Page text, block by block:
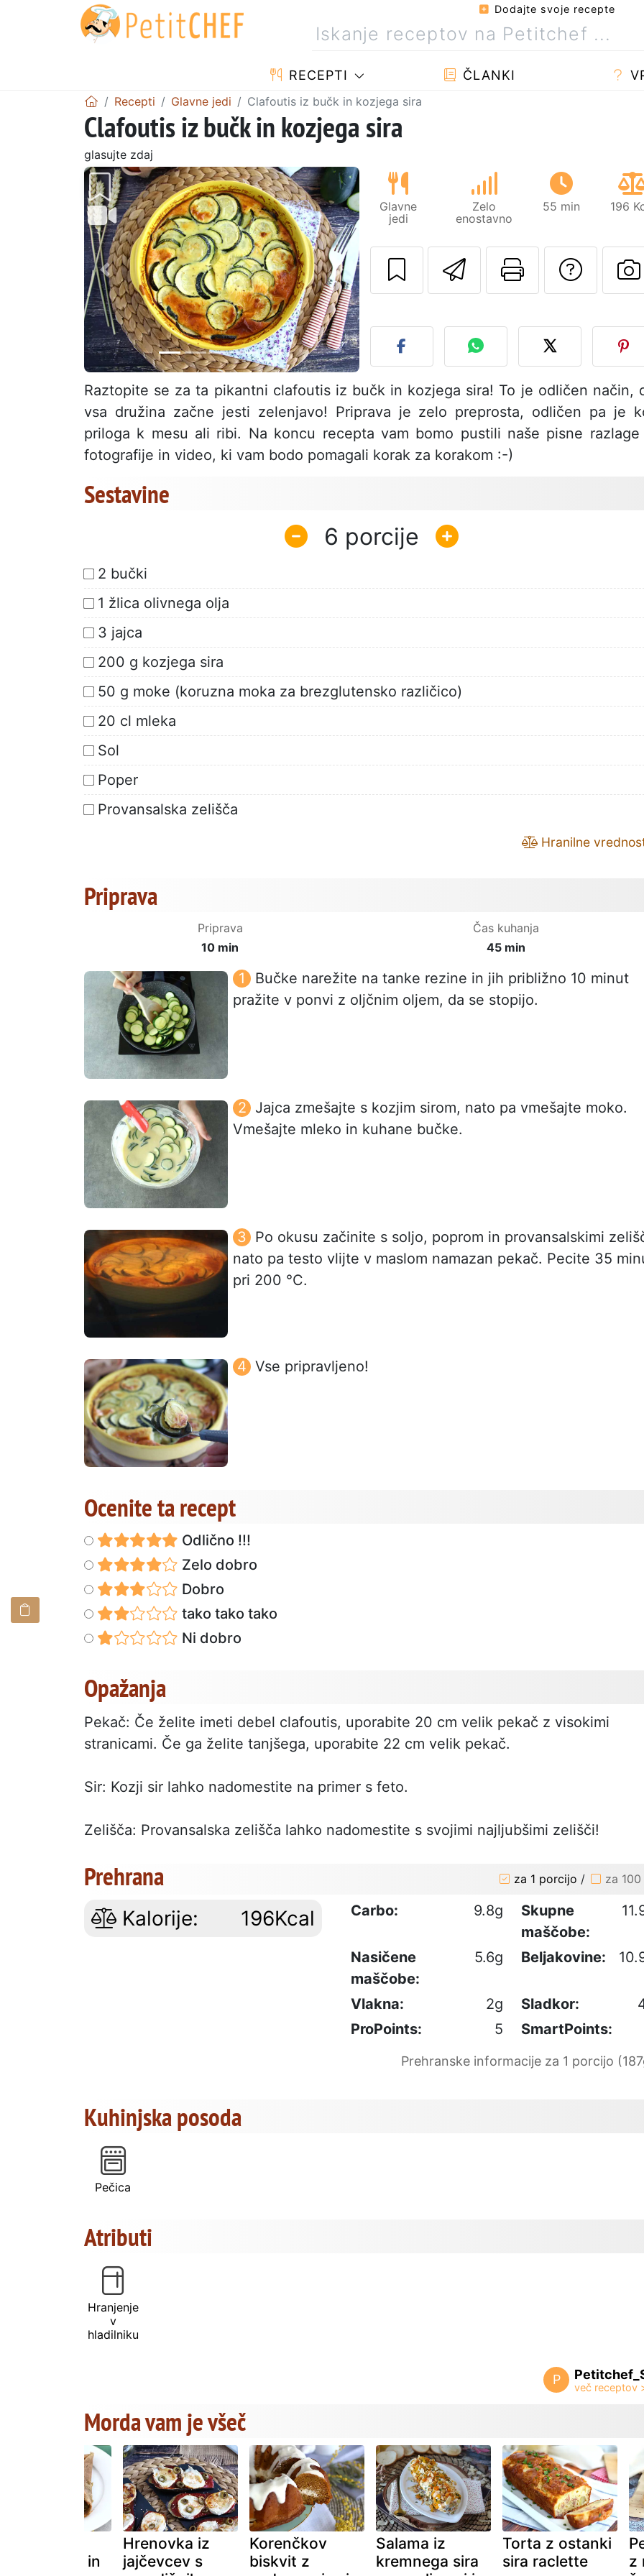
Dodajte svoje recepte
RECEPTI ČLANKI
Recepti Glavne jedi Clafoutis iz bučk in kozjega sira
Clafoutis iz bučk in kozjega sira
glasujte zdaj
Prejšnji Naslednji
Glavne
jedi
Zelo
enostavno
55 min 196
Pošlji taNatisni to
Raztopite se za ta pikantni clafoutis iz bučk in kozjega sira! To je odličen način,
vsa družina začne jesti zelenjavo! Priprava je zelo preprosta, odličen pa je
priloga k mesu ali ribi. Na koncu recepta vam bomo pustili naše pisne
fotografije in video, ki vam bodo pomagali korak za korakom :-)
Sestavine
6
2 bučki
1 žlica olivnega olja
3 jajca
200 g kozjega sira
50 g moke (koruzna moka za brezglutensko različico)
20 cl mleka
Sol
Poper
Provansalska zelišča
Hranilne
Priprava
Priprava
10 min
Čas kuhanja
45 min
Bučke narežite na tanke rezine in jih približno 10 minut
pražite v ponvi z oljčnim oljem, da se stopijo.
Jajca zmešajte s kozjim sirom, nato pa vmešajte moko.
Vmešajte mleko in kuhane bučke.
Po okusu začinite s soljo, poprom in provansalskimi
nato pa testo vlijte v maslom namazan pekač. Pecite 35
pri 200 °C.
Vse pripravljeno!
Ocenite ta recept
Odlično !!!
Zelo dobro
Dobro
tako tako tako
Ni dobro
Opažanja
Pekač: Če želite imeti debel clafoutis, uporabite 20 cm velik pekač z visokimi
stranicami. Če ga želite tanjšega, uporabite 22 cm velik pekač.
Sir: Kozji sir lahko nadomestite na primer s feto.
Zelišča: Provansalska zelišča lahko nadomestite s svojimi najljubšimi zelišči!
Prehrana za 1 porcijo / za
Kalorije: 196Kcal Carbo: 9.8g
Skupne
maščobe:
Nasičene
maščobe:
5.6g Beljakovine:
Vlakna: 2g Sladkor:
ProPoints:
5 SmartPoints:
Prehranske informacije za 1 porcijo
Kuhinjska posoda
Pečica
Atributi
Hranjenje
v
hladilniku
P
Morda vam je všeč
sira in
Hrenovka iz
jajčevcev s
Korenčkov
biskvit z
Salama iz
kremnega sira
Torta z ostanki
sira raclette
z